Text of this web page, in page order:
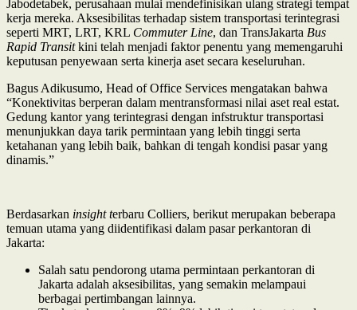
Jabodetabek, perusahaan mulai mendefinisikan ulang strategi tempat
kerja mereka. Aksesibilitas terhadap sistem transportasi terintegrasi
seperti MRT, LRT, KRL Commuter Line, dan TransJakarta Bus
Rapid Transitkini telah menjadi faktor penentu yang memengaruhi
keputusan penyewaan serta kinerja aset secara keseluruhan.
Bagus Adikusumo, Head of Office Services mengatakan bahwa
“Konektivitas berperan dalam mentransformasi nilai aset real estat.
Gedung kantor yang terintegrasi dengan infstruktur transportasi
menunjukkan daya tarik permintaan yang lebih tinggi serta
ketahanan yang lebih baik, bahkan di tengah kondisi pasar yang
dinamis.”
Berdasarkan insight terbaru Colliers, berikut merupakan beberapa
temuan utama yang diidentifikasi dalam pasar perkantoran di
Jakarta:
Salah satu pendorong utama permintaan perkantoran di
Jakarta adalah aksesibilitas, yang semakin melampaui
berbagai pertimbangan lainnya.